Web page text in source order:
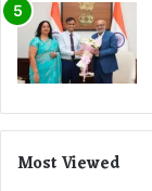
Most Viewed